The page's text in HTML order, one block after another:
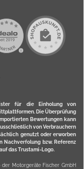
für die Einholung von
Die Überprüfung
Bewertungen kann
von Verbrauchern
genutzt oder erworben
Nachverfolung bzw. Referenz
das Trustami-Logo.
Motorgeräte Fischer GmbH